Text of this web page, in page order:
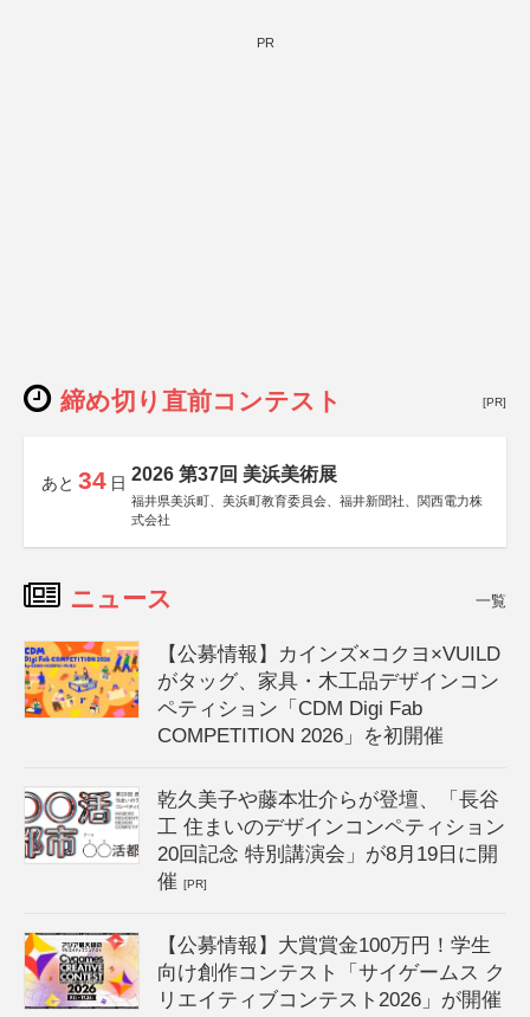
PR
締め切り直前コンテスト [PR]
あと 34 日 2026 第37回 美浜美術展
福井県美浜町、美浜町教育委員会、福井新聞社、関西電力株
式会社
ニュース 一覧
【公募情報】カインズ×コクヨ×VUILD
がタッグ、家具・木工品デザインコン
ペティション「CDM Digi Fab
COMPETITION 2026」を初開催
乾久美子や藤本壮介らが登壇、「長谷
工 住まいのデザインコンペティション
20回記念 特別講演会」が8月19日に開
催[PR]
【公募情報】大賞賞金100万円！学生
向け創作コンテスト「サイゲームス ク
リエイティブコンテスト2026」が開催